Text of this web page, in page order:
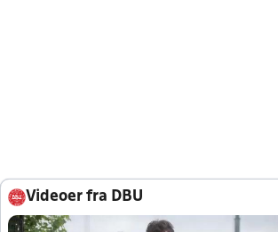
Videoer fra DBU